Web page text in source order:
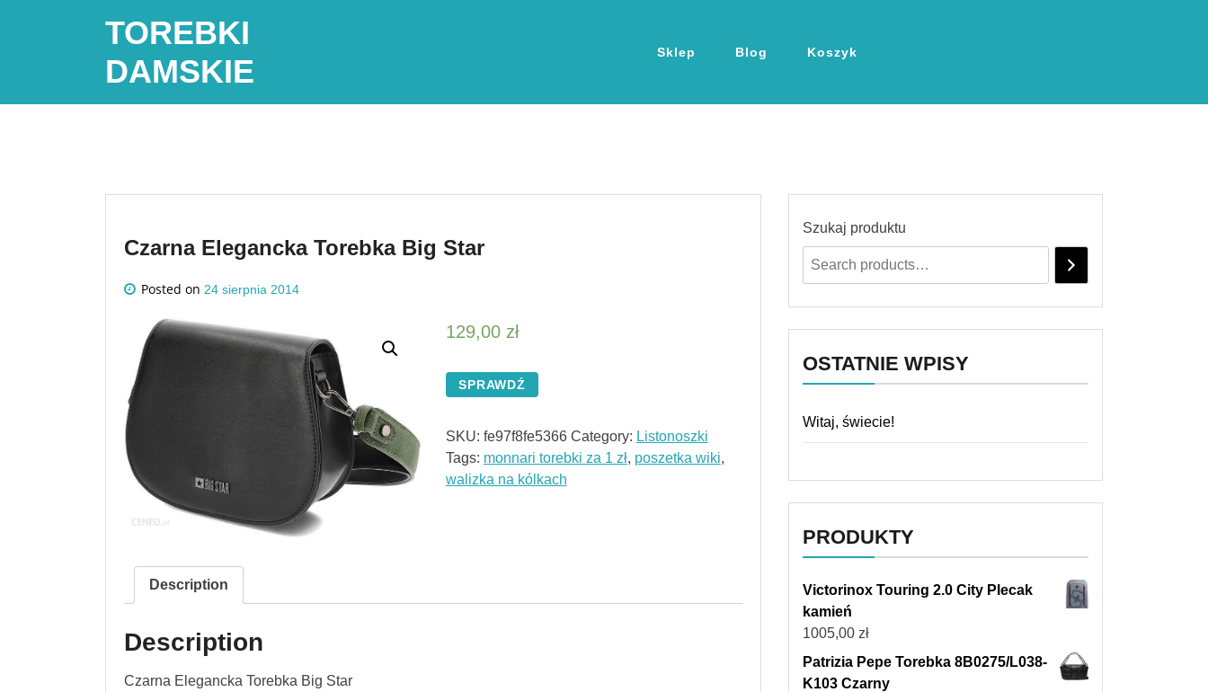
TOREBKI
DAMSKIE
Sklep Blog Koszyk
Czarna Elegancka Torebka Big Star
Posted on 24 sierpnia 2014
129,00 zł
SPRAWDŹ
SKU: fe97f8fe5366 Category: Listonoszki
Tags: monnari torebki za 1 zł, poszetka wiki,
walizka na kólkach
Description
Description
Czarna Elegancka Torebka Big Star
Szukaj produktu
OSTATNIE WPISY
Witaj, świecie!
PRODUKTY
Victorinox Touring 2.0 City Plecak
kamień
1005,00 zł
Patrizia Pepe Torebka 8B0275/L038-
K103 Czarny